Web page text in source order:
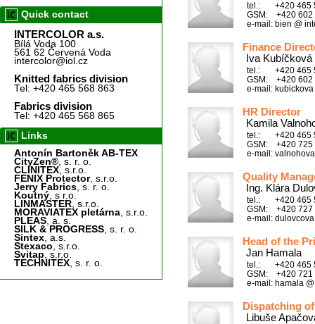
tel.: +420 465
GSM: +420 602
e-mail: bien @
Finance
Iva Kubíčková
tel.: +420 465
GSM: +420 602
e-mail:
HR Director
Kamila
tel.: +420 465
GSM: +420 725
e-mail:
Quality
Ing. Klára
tel.: +420 465
GSM: +420 727
e-mail:
Head of the
Jan Hamala
tel.: +420 465
GSM: +420 721
e-mail: hamala
Dispatching
Libuše
Quick contact
INTERCOLOR a.s.
Bílá Voda 100
561 62 Červená Voda
intercolor@iol.cz
Knitted fabrics division
Tel: +420 465 568 863
Fabrics division
Tel: +420 465 568 865
Links
Antonín Bartoněk AB-TEX
CityZen® , s. r. o.
CLINITEX, s.r.o.
FENIX Protector, s.r.o.
Jerry Fabrics , s. r. o.
Koutný , s r.o.
LINMASTER , s.r.o.
MORAVIATEX pletárna , s.r.o.
PLEAS , a. s.
SILK & PROGRESS , s. r. o.
Sintex , a.s.
Stexaco , s.r.o.
Svitap , s.r.o.
TECHNITEX , s. r. o.